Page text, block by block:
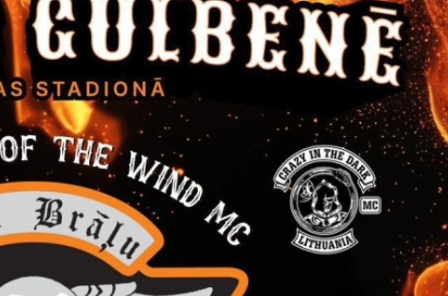
Sociālo un veselības jautājumu un Izglītības,
2024